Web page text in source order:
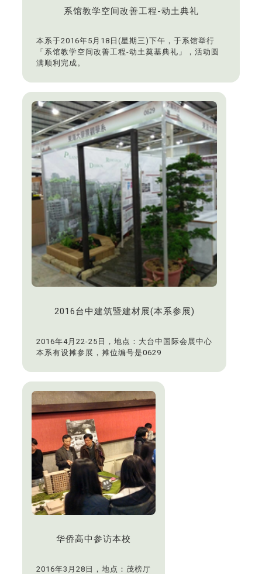
系馆教学空间改善工程-动土典礼
本系于2016年5月18日(星期三)下午，于系馆举行
「系馆教学空间改善工程-动土奠基典礼」，活动圆
满顺利完成。
2016台中建筑暨建材展(本系参展)
2016年4月22-25日，地点：大台中国际会展中心
本系有设摊参展，摊位编号是0629
华侨高中参访本校
2016年3月28日，地点：茂榜厅